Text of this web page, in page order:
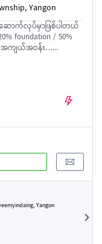
Yangon
ောက်လုပ်မှာဖြစ်ပါတယ်
foundation / 50%
အကျယ်အဝန်း…...
Yangon